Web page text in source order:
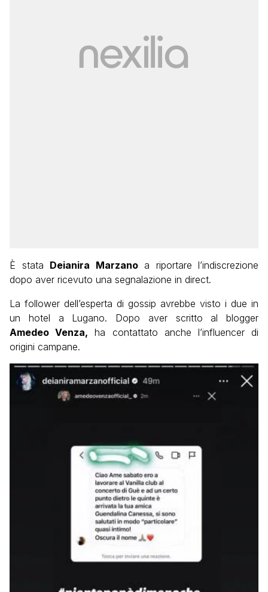
È stata Deianira Marzanoa riportare l’indiscrezione
dopo aver ricevuto una segnalazione in direct.
La follower dell’esperta di gossip avrebbe visto i due in
un hotel a Lugano. Dopo aver scritto al blogger
Amedeo Venza, ha contattato anche l’influencer di
origini campane.